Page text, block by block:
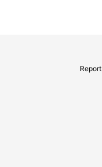
Report